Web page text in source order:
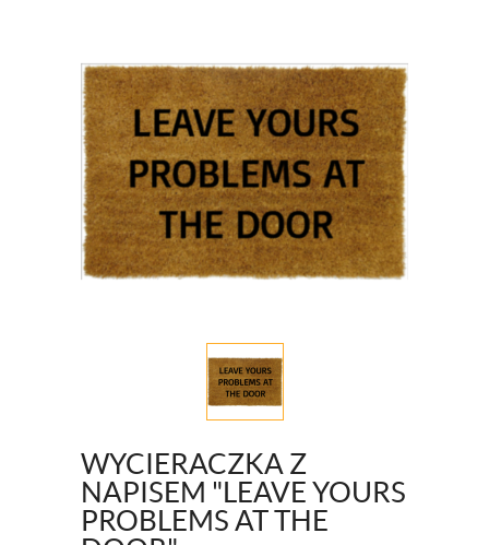
WYCIERACZKA Z
NAPISEM "LEAVE YOURS
PROBLEMS AT THE